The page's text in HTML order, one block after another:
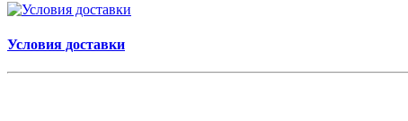
Условия доставки